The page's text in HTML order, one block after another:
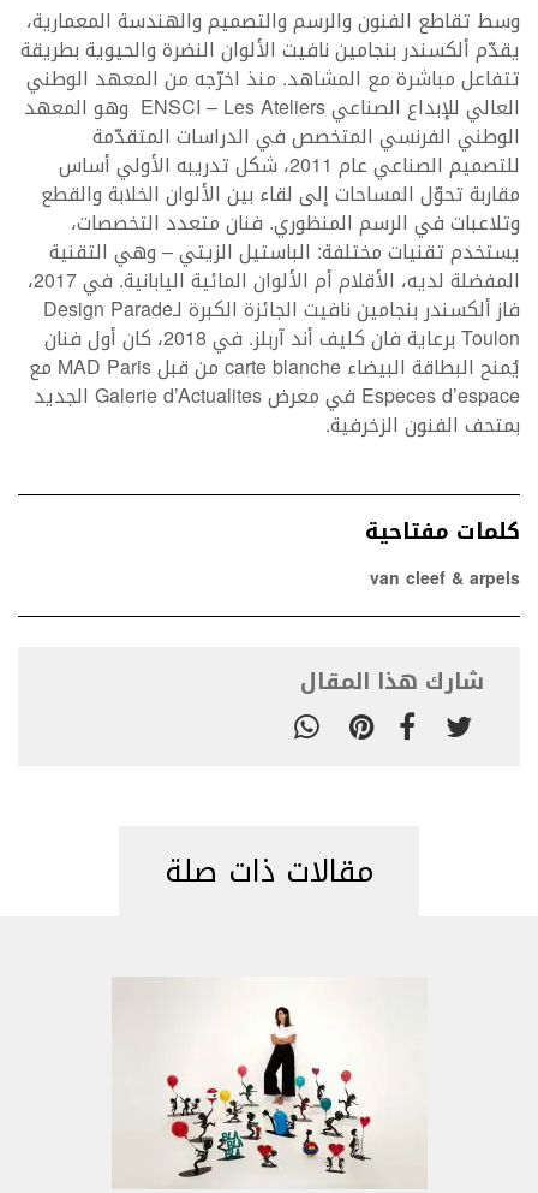
وسط تقاطع الفنون والرسم والتصميم والهندسة المعمارية،
يقدّم ألكسندر بنجامين نافيت الألوان النضرة والحيوية بطريقة
تتفاعل مباشرة مع المشاهد. منذ اخرّجه من المعهد الوطني
العالي للإبداع الصناعي ENSCI – Les Ateliers وهو المعهد
الوطني الفرنسي المتخصص في الدراسات المتقدّمة
للتصميم الصناعي عام 2011، شكل تدريبه الأولي أساس
مقاربة تحوّل المساحات إلى لقاء بين الألوان الخلابة والقطع
وتلاعبات في الرسم المنظوري. فنان متعدد التخصصات،
يستخدم تقنيات مختلفة: الباستيل الزيتي – وهي التقنية
المفضلة لديه، الأقلام أم الألوان المائية اليابانية. في 2017،
فاز ألكسندر بنجامين نافيت الجائزة الكبرة لـDesign Parade
Toulon برعاية فان كليف أند آربلز. في 2018، كان أول فنان
يُمنح البطاقة البيضاء carte blanche من قبل MAD Paris مع
Especes d’espace في معرض Galerie d’Actualites الجديد
بمتحف الفنون الزخرفية.
كلمات مفتاحية
van cleef & arpels
شارك هذا المقال
مقالات ذات صلة